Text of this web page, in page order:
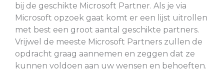
bij de geschikte Microsoft Partner. Als je via
Microsoft opzoek gaat komt er een lijst uitrollen
met best een groot aantal geschikte partners.
Vrijwel de meeste Microsoft Partners zullen de
opdracht graag aannemen en zeggen dat ze
kunnen voldoen aan uw wensen en behoeften.